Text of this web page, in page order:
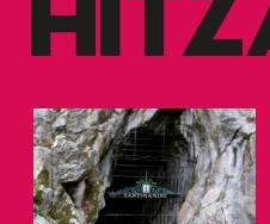
zerbitzuak hobetzeko
baliatzen gara. Ohar hau